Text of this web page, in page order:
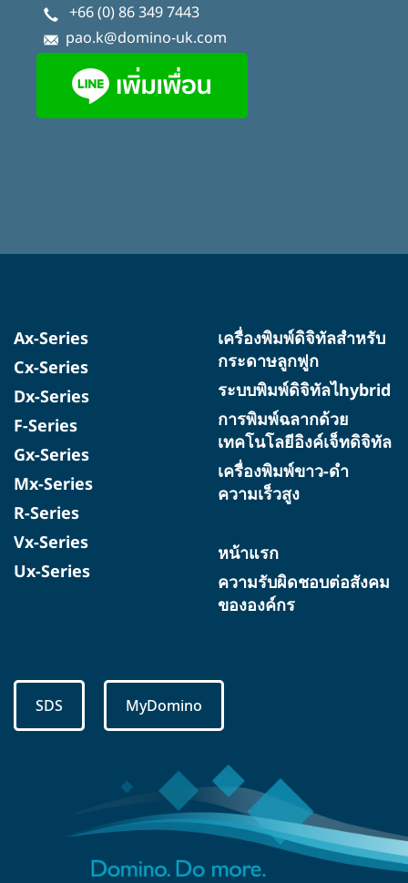
+66 (0) 86 349 7443
pao.k@domino-uk.com
Ax-Series
Cx-Series
Dx-Series
F-Series
Gx-Series
Mx-Series
R-Series
Vx-Series
Ux-Series
เครื่องพิมพ์ดิจิทัลสำหรับ
กระดาษลูกฟูก
ระบบพิมพ์ดิจิทัลไhybrid
การพิมพ์ฉลากด้วย
เทคโนโลยีอิงค์เจ็ทดิจิทัล
เครื่องพิมพ์ขาว-ดำ
ความเร็วสูง
หน้าแรก
ความรับผิดชอบต่อสังคม
ขององค์กร
SDS MyDomino